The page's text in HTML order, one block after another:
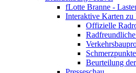
fLotte Branne -
Interaktive Karten
Offizielle
Beurteilung